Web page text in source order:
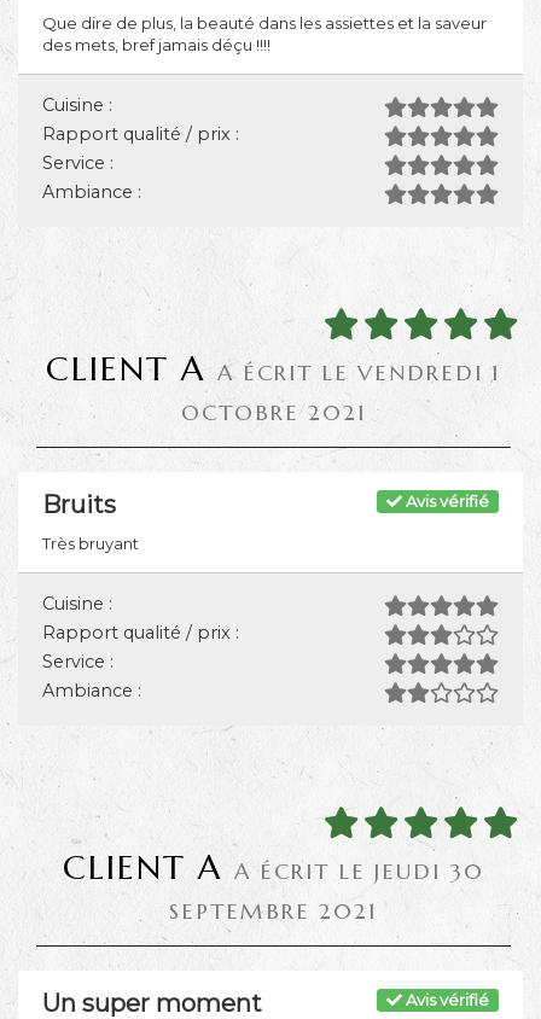
Que dire de plus, la beauté dans les assiettes et la saveur
des mets, bref jamais déçu !!!!
Cuisine :
Rapport qualité / prix :
Service :
Ambiance :
CLIENT A A ÉCRIT LE VENDREDI 1
OCTOBRE 2021
Avis vérifié
Bruits
Très bruyant
Cuisine :
Rapport qualité / prix :
Service :
Ambiance :
CLIENT A A ÉCRIT LE JEUDI 30
SEPTEMBRE 2021
Avis vérifié
Un super moment